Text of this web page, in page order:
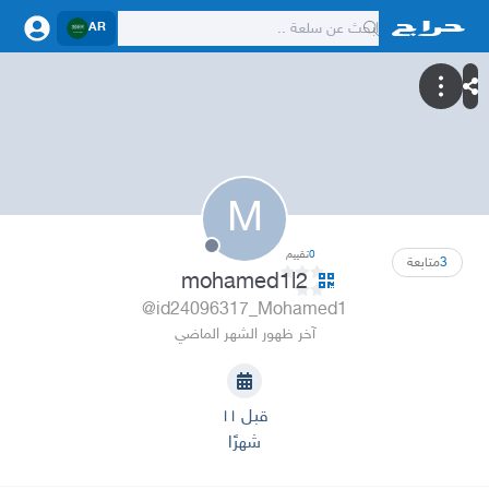
AR
M
3متابعة 0تقييم
mohamed1l2
@id24096317_Mohamed1
آخر ظهور الشهر الماضي
قبل ١١
شهرًا